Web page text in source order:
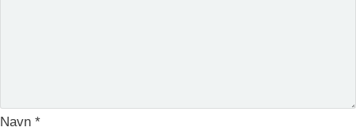
Navn *